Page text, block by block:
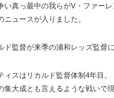
い真っ最中の我らがV・ファー
ニュースが入りました。
ド監督が来季の浦和レッズ監督
ィスはリカルド監督体制4年目。
集大成とも言えるような戦いで